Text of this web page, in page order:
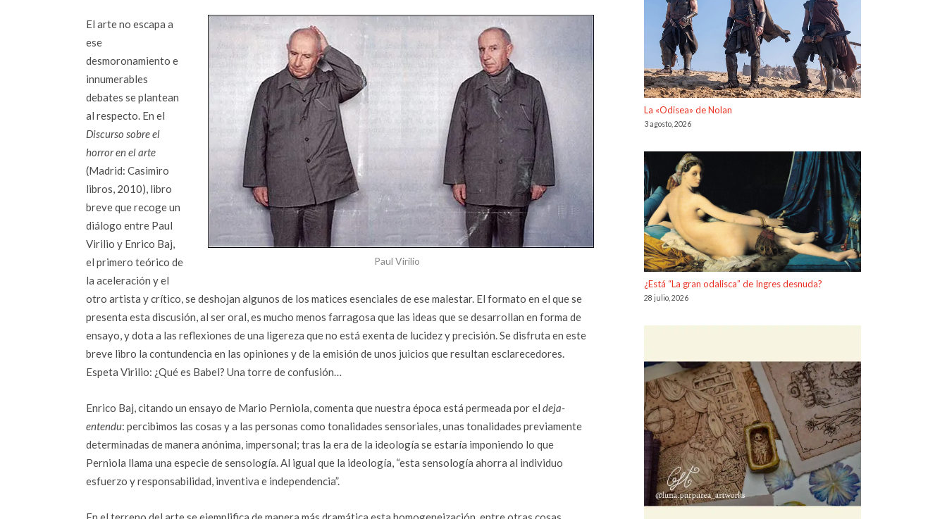
Paul Virilio
El arte no escapa a
ese
desmoronamiento e
innumerables
debates se plantean
al respecto. En el
Discurso sobre el
horror en el arte
(Madrid: Casimiro
libros, 2010), libro
breve que recoge un
diálogo entre Paul
Virilio y Enrico Baj,
el primero teórico de
la aceleración y el
otro artista y crítico, se deshojan algunos de los matices esenciales de ese malestar. El formato en el que se
presenta esta discusión, al ser oral, es mucho menos farragosa que las ideas que se desarrollan en forma de
ensayo, y dota a las reflexiones de una ligereza que no está exenta de lucidez y precisión. Se disfruta en este
breve libro la contundencia en las opiniones y de la emisión de unos juicios que resultan esclarecedores.
Espeta Virilio: ¿Qué es Babel? Una torre de confusión…
Enrico Baj, citando un ensayo de Mario Perniola, comenta que nuestra época está permeada por el deja-
entendu: percibimos las cosas y a las personas como tonalidades sensoriales, unas tonalidades previamente
determinadas de manera anónima, impersonal; tras la era de la ideología se estaría imponiendo lo que
Perniola llama una especie de sensología. Al igual que la ideología, “esta sensología ahorra al individuo
esfuerzo y responsabilidad, inventiva e independencia”.
La «Odisea» de Nolan
3 agosto, 2026
¿Está “La gran odalisca” de Ingres desnuda?
28 julio, 2026